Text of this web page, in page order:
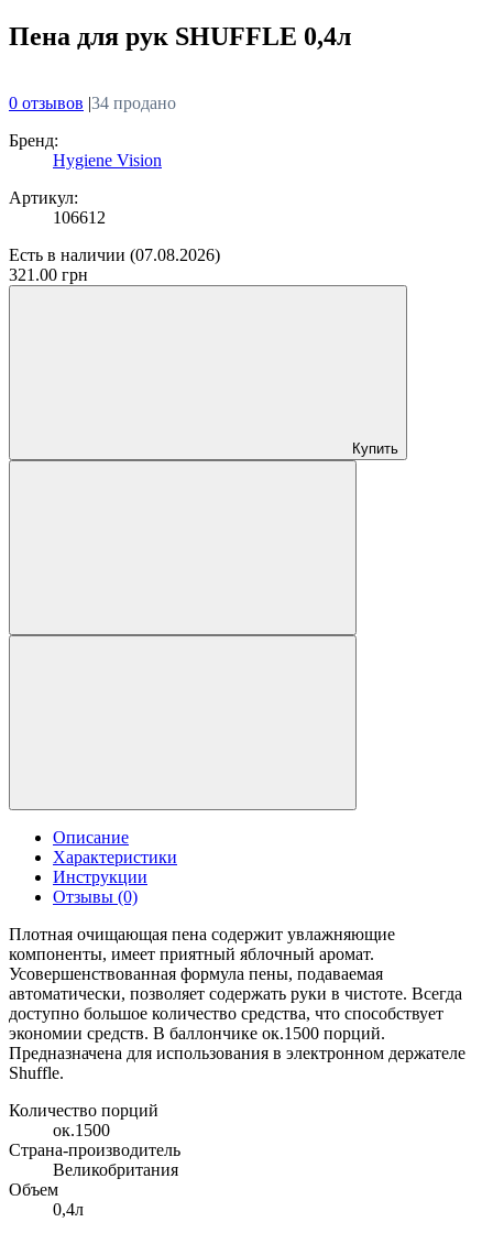
Пена для рук SHUFFLE 0,4л
0 отзывов |34 продано
Бренд:
Hygiene Vision
Артикул:
106612
Есть в наличии (07.08.2026)
321.00 грн
Купить
Описание
Характеристики
Инструкции
Отзывы (0)
Плотная очищающая пена содержит увлажняющие
компоненты, имеет приятный яблочный аромат.
Усовершенствованная формула пены, подаваемая
автоматически, позволяет содержать руки в чистоте. Всегда
доступно большое количество средства, что способствует
экономии средств. В баллончике ок.1500 порций.
Предназначена для использования в электронном держателе
Shuffle.
Количество порций
ок.1500
Страна-производитель
Великобритания
Объем
0,4л